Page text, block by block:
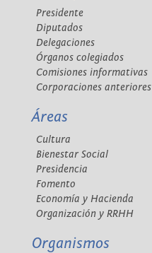
Presidente
Diputados
Delegaciones
Órganos colegiados
Comisiones informativas
Corporaciones anteriores
Áreas
Cultura
Bienestar Social
Presidencia
Fomento
Economía y Hacienda
Organización y RRHH
Organismos